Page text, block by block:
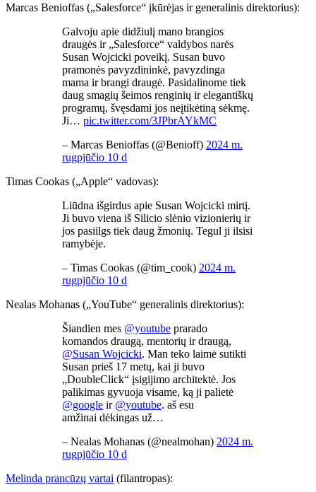
Marcas Benioffas („Salesforce“ įkūrėjas ir generalinis direktorius):
Galvoju apie didžiulį mano brangios
draugės ir „Salesforce“ valdybos narės
Susan Wojcicki poveikį. Susan buvo
pramonės pavyzdininkė, pavyzdinga
mama ir brangi draugė. Pasidalinome tiek
daug smagių šeimos renginių ir elegantiškų
programų, švęsdami jos neįtikėtiną sėkmę.
Ji… pic.twitter.com/3JPbrAYkMC
– Marcas Benioffas (@Benioff) 2024 m.
rugpjūčio 10 d
Timas Cookas („Apple“ vadovas):
Liūdna išgirdus apie Susan Wojcicki mirtį.
Ji buvo viena iš Silicio slėnio vizionierių ir
jos pasiilgs tiek daug žmonių. Tegul ji ilsisi
ramybėje.
– Timas Cookas (@tim_cook) 2024 m.
rugpjūčio 10 d
Nealas Mohanas („YouTube“ generalinis direktorius):
Šiandien mes @youtube prarado
komandos draugą, mentorių ir draugą,
@Susan Wojcicki. Man teko laimė sutikti
Susan prieš 17 metų, kai ji buvo
„DoubleClick“ įsigijimo architektė. Jos
palikimas gyvuoja visame, ką ji palietė
@google ir @youtube. aš esu
amžinai dėkingas už…
– Nealas Mohanas (@nealmohan) 2024 m.
rugpjūčio 10 d
Melinda prancūzų vartai (filantropas):